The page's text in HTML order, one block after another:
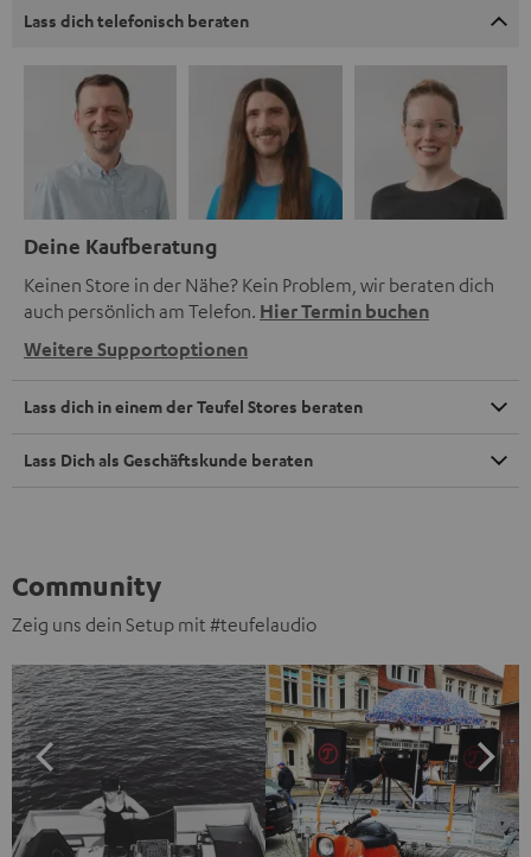
Lass dich telefonisch beraten
Deine Kaufberatung
Keinen Store in der Nähe? Kein Problem, wir beraten dich
auch persönlich am Telefon. Hier Termin buchen
Weitere Supportoptionen
Lass dich in einem der Teufel Stores beraten
Lass Dich als Geschäftskunde beraten
Community
Zeig uns dein Setup mit #teufelaudio